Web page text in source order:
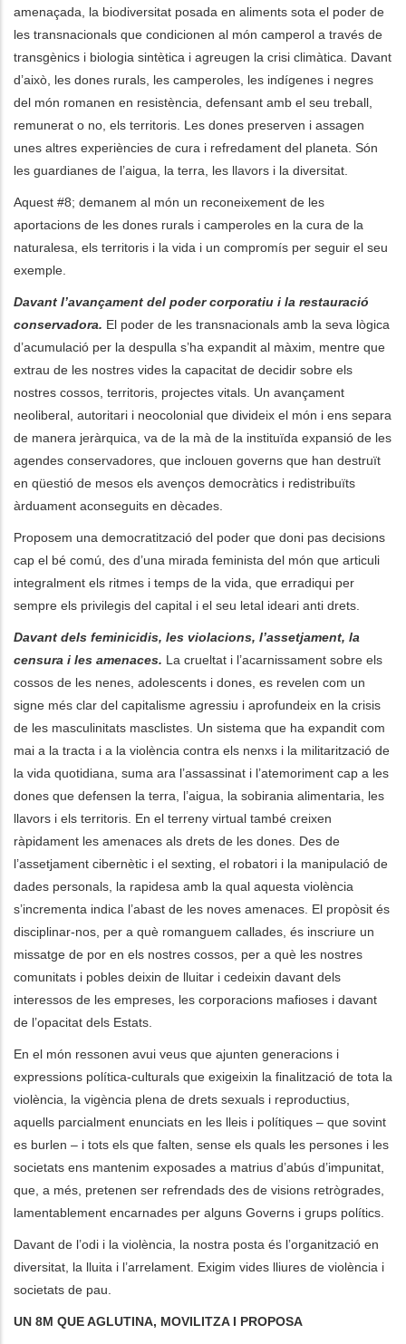
amenaçada, la biodiversitat posada en aliments sota el poder de
les transnacionals que condicionen al món camperol a través de
transgènics i biologia sintètica i agreugen la crisi climàtica. Davant
d’això, les dones rurals, les camperoles, les indígenes i negres
del món romanen en resistència, defensant amb el seu treball,
remunerat o no, els territoris. Les dones preserven i assagen
unes altres experiències de cura i refredament del planeta. Són
les guardianes de l’aigua, la terra, les llavors i la diversitat.
Aquest #8; demanem al món un reconeixement de les
aportacions de les dones rurals i camperoles en la cura de la
naturalesa, els territoris i la vida i un compromís per seguir el seu
exemple.
Davant l’avançament del poder corporatiu i la restauració
conservadora. El poder de les transnacionals amb la seva lògica
d’acumulació per la despulla s’ha expandit al màxim, mentre que
extrau de les nostres vides la capacitat de decidir sobre els
nostres cossos, territoris, projectes vitals. Un avançament
neoliberal, autoritari i neocolonial que divideix el món i ens separa
de manera jeràrquica, va de la mà de la instituïda expansió de les
agendes conservadores, que inclouen governs que han destruït
en qüestió de mesos els avenços democràtics i redistribuïts
àrduament aconseguits en dècades.
Proposem una democratització del poder que doni pas decisions
cap el bé comú, des d’una mirada feminista del món que articuli
integralment els ritmes i temps de la vida, que erradiqui per
sempre els privilegis del capital i el seu letal ideari anti drets.
Davant dels feminicidis, les violacions, l’assetjament, la
censura i les amenaces. La crueltat i l’acarnissament sobre els
cossos de les nenes, adolescents i dones, es revelen com un
signe més clar del capitalisme agressiu i aprofundeix en la crisis
de les masculinitats masclistes. Un sistema que ha expandit com
mai a la tracta i a la violència contra els nenxs i la militarització de
la vida quotidiana, suma ara l’assassinat i l’atemoriment cap a les
dones que defensen la terra, l’aigua, la sobirania alimentaria, les
llavors i els territoris. En el terreny virtual també creixen
ràpidament les amenaces als drets de les dones. Des de
l’assetjament cibernètic i el sexting, el robatori i la manipulació de
dades personals, la rapidesa amb la qual aquesta violència
s’incrementa indica l’abast de les noves amenaces. El propòsit és
disciplinar-nos, per a què romanguem callades, és inscriure un
missatge de por en els nostres cossos, per a què les nostres
comunitats i pobles deixin de lluitar i cedeixin davant dels
interessos de les empreses, les corporacions mafioses i davant
de l’opacitat dels Estats.
En el món ressonen avui veus que ajunten generacions i
expressions política-culturals que exigeixin la finalització de tota la
violència, la vigència plena de drets sexuals i reproductius,
aquells parcialment enunciats en les lleis i polítiques – que sovint
es burlen – i tots els que falten, sense els quals les persones i les
societats ens mantenim exposades a matrius d’abús d’impunitat,
que, a més, pretenen ser refrendads des de visions retrògrades,
lamentablement encarnades per alguns Governs i grups polítics.
Davant de l’odi i la violència, la nostra posta és l’organització en
diversitat, la lluita i l’arrelament. Exigim vides lliures de violència i
societats de pau.
UN 8M QUE AGLUTINA, MOVILITZA I PROPOSA